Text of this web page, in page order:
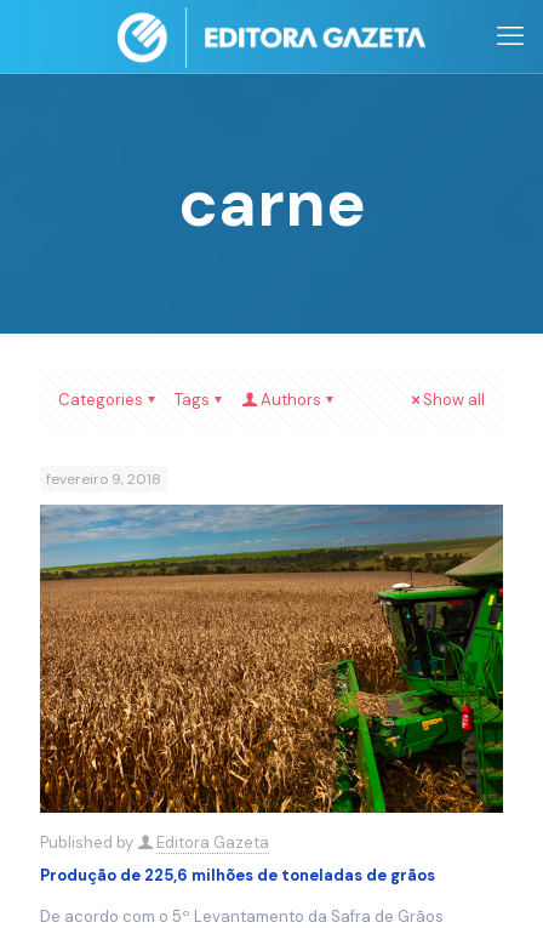
carne
Categories Tags Authors Show all
fevereiro 9, 2018
Published by
Editora Gazeta
Produção de 225,6 milhões de toneladas de grãos
De acordo com o 5º Levantamento da Safra de Grãos